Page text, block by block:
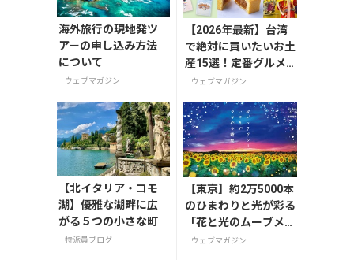
海外旅行の現地発ツ
アーの申し込み方法
について
ウェブマガジン
【2026年最新】台湾
で絶対に買いたいお土
産15選！定番グルメ
やかわいい雑貨、限定
ウェブマガジン
【北イタリア・コモ
湖】優雅な湖畔に広
がる５つの小さな町
特派員ブログ
【東京】約2万5000本
のひまわりと光が彩る
「花と光のムーブメン
ト」が葛西臨海公園で
ウェブマガジン